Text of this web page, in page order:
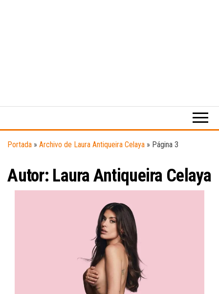
digital
el
música.
Portada » Archivo de Laura Antiqueira Celaya » Página 3
Autor: Laura Antiqueira Celaya